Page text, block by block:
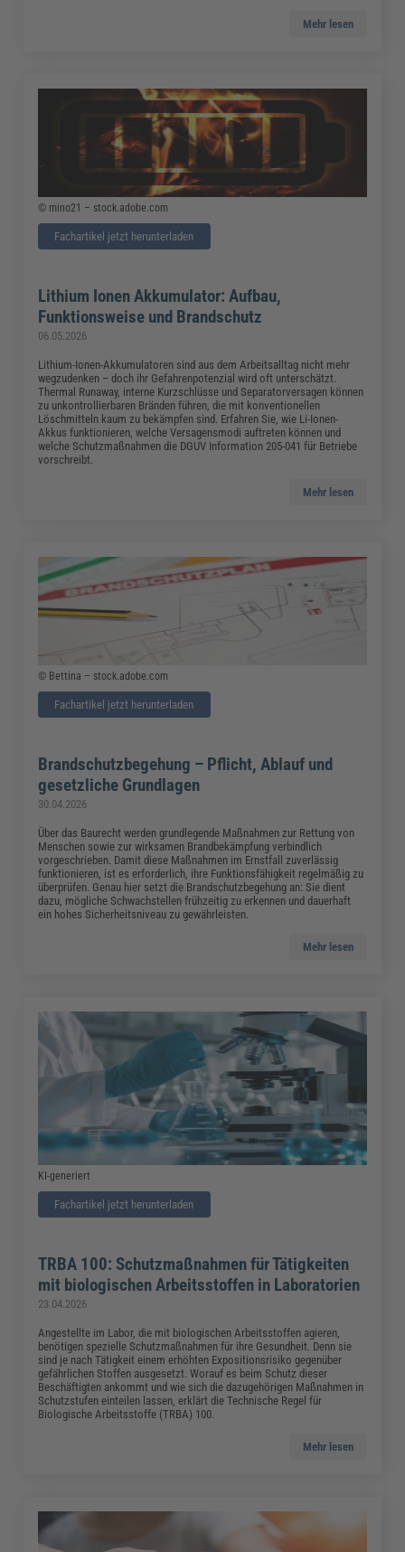
Mehr lesen
© mino21 – stock.adobe.com
Fachartikel jetzt herunterladen
Lithium Ionen Akkumulator: Aufbau,
Funktionsweise und Brandschutz
06.05.2026
Lithium-Ionen-Akkumulatoren sind aus dem Arbeitsalltag nicht mehr
wegzudenken – doch ihr Gefahrenpotenzial wird oft unterschätzt.
Thermal Runaway, interne Kurzschlüsse und Separatorversagen können
zu unkontrollierbaren Bränden führen, die mit konventionellen
Löschmitteln kaum zu bekämpfen sind. Erfahren Sie, wie Li-Ionen-
Akkus funktionieren, welche Versagensmodi auftreten können und
welche Schutzmaßnahmen die DGUV Information 205-041 für Betriebe
vorschreibt.
Mehr lesen
© Bettina – stock.adobe.com
Fachartikel jetzt herunterladen
Brandschutzbegehung – Pflicht, Ablauf und
gesetzliche Grundlagen
30.04.2026
Über das Baurecht werden grundlegende Maßnahmen zur Rettung von
Menschen sowie zur wirksamen Brandbekämpfung verbindlich
vorgeschrieben. Damit diese Maßnahmen im Ernstfall zuverlässig
funktionieren, ist es erforderlich, ihre Funktionsfähigkeit regelmäßig zu
überprüfen. Genau hier setzt die Brandschutzbegehung an: Sie dient
dazu, mögliche Schwachstellen frühzeitig zu erkennen und dauerhaft
ein hohes Sicherheitsniveau zu gewährleisten.
Mehr lesen
KI-generiert
Fachartikel jetzt herunterladen
TRBA 100: Schutzmaßnahmen für Tätigkeiten
mit biologischen Arbeitsstoffen in Laboratorien
23.04.2026
Angestellte im Labor, die mit biologischen Arbeitsstoffen agieren,
benötigen spezielle Schutzmaßnahmen für ihre Gesundheit. Denn sie
sind je nach Tätigkeit einem erhöhten Expositionsrisiko gegenüber
gefährlichen Stoffen ausgesetzt. Worauf es beim Schutz dieser
Beschäftigten ankommt und wie sich die dazugehörigen Maßnahmen in
Schutzstufen einteilen lassen, erklärt die Technische Regel für
Biologische Arbeitsstoffe (TRBA) 100.
Mehr lesen